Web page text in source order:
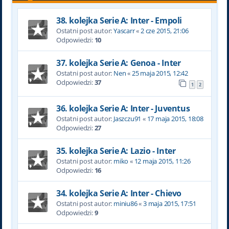
38. kolejka Serie A: Inter - Empoli
Ostatni post autor:Yascarr«2 cze 2015, 21:06
Odpowiedzi: 10
37. kolejka Serie A: Genoa - Inter
Ostatni post autor: Nen«25 maja 2015, 12:42
Odpowiedzi:37 1 2
36. kolejka Serie A: Inter - Juventus
Ostatni post autor: Jaszczu91 « 17 maja 2015, 18:08
Odpowiedzi:27
35. kolejka Serie A: Lazio - Inter
Ostatni post autor: miko « 12 maja 2015, 11:26
Odpowiedzi: 16
34. kolejka Serie A: Inter - Chievo
Ostatni post autor: miniu86«3 maja 2015, 17:51
Odpowiedzi:9